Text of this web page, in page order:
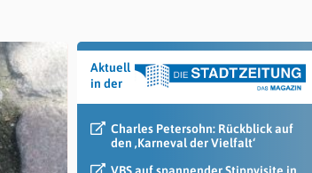
Aktuell
in der
Charles Petersohn: Rückblick auf
den ‚Karneval der Vielfalt‘